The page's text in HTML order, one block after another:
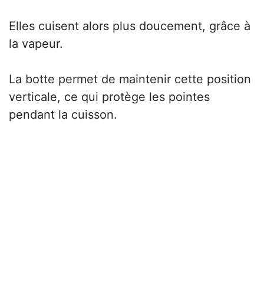
Elles cuisent alors plus doucement, grâce à
la vapeur.
La botte permet de maintenir cette position
verticale, ce qui protège les pointes
pendant la cuisson.